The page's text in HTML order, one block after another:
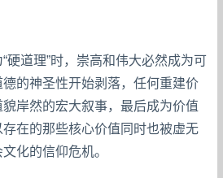
硬道理”时，崇高和伟大必然成为可
的神圣性开始剥落，任何重建价
岸然的宏大叙事，最后成为价值
在的那些核心价值同时也被虚无
化的信仰危机。